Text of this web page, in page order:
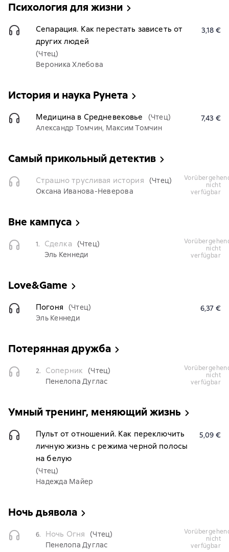
Психология для жизни
Сепарация. Как перестать зависеть от
других людей
(Чтец)
Вероника Хлебова
3,18 €
История и наука Рунета
Медицина в Средневековье
(Чтец)
Александр Томчин, Максим Томчин
7,43 €
Самый прикольный детектив
Страшно трусливая история
(Чтец)
Оксана Иванова-Неверова
vorübergehend
nicht
verfügbar
Вне кампуса
1. Сделка
(Чтец)
Эль Кеннеди
vorübergehend
nicht
verfügbar
Love&Game
Погоня
(Чтец)
Эль Кеннеди
6,37 €
Потерянная дружба
2. Соперник
(Чтец)
Пенелопа Дуглас
vorübergehend
nicht
verfügbar
Умный тренинг, меняющий жизнь
Пульт от отношений. Как переключить
личную жизнь с режима черной полосы
на белую
(Чтец)
Надежда Майер
5,09 €
Ночь дьявола
6. Ночь Огня
(Чтец)
Пенелопа Дуглас
vorübergehend
nicht
verfügbar